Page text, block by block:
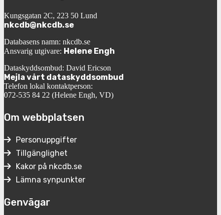
Kungsgatan 2C, 223 50 Lund
nkcdb@nkcdb.se
Databasens namn: nkcdb.se
Ansvarig utgivare: Helene Engh
Dataskyddsombud: David Ericson
Mejla vårt dataskyddsombud
Telefon lokal kontaktperson:
072-535 84 22 (Helene Engh, VD)
Om webbplatsen
Personuppgifter
Tillgänglighet
Kakor på nkcdb.se
Lämna synpunkter
Genvägar